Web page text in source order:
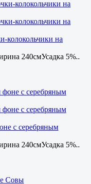
колокольчики на
240смУсадка 5%..
с серебряным
240смУсадка 5%..